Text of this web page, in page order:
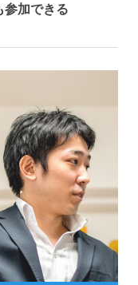
加できる